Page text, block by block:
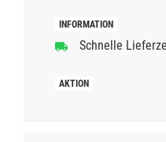
Schnelle